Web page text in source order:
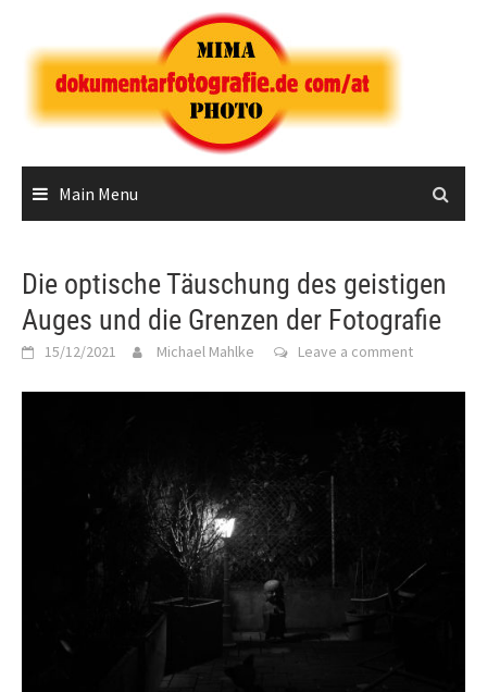
content
Main Menu
Die optische Täuschung des geistigen
Auges und die Grenzen der Fotografie
15/12/2021 Michael Mahlke Leave a comment